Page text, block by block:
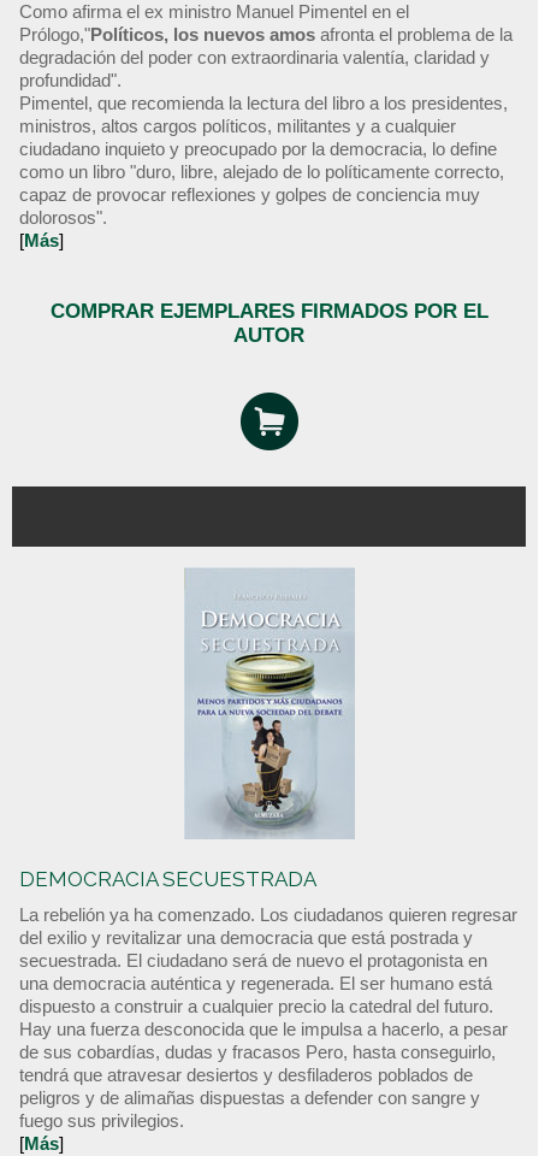
Como afirma el ex ministro Manuel Pimentel en el
Prólogo,"Políticos, los nuevos amos afronta el problema de la
degradación del poder con extraordinaria valentía, claridad y
profundidad".
Pimentel, que recomienda la lectura del libro a los presidentes,
ministros, altos cargos políticos, militantes y a cualquier
ciudadano inquieto y preocupado por la democracia, lo define
como un libro "duro, libre, alejado de lo políticamente correcto,
capaz de provocar reflexiones y golpes de conciencia muy
dolorosos".
[Más]
COMPRAR EJEMPLARES FIRMADOS POR EL
AUTOR
DEMOCRACIA SECUESTRADA
La rebelión ya ha comenzado. Los ciudadanos quieren regresar
del exilio y revitalizar una democracia que está postrada y
secuestrada. El ciudadano será de nuevo el protagonista en
una democracia auténtica y regenerada. El ser humano está
dispuesto a construir a cualquier precio la catedral del futuro.
Hay una fuerza desconocida que le impulsa a hacerlo, a pesar
de sus cobardías, dudas y fracasos Pero, hasta conseguirlo,
tendrá que atravesar desiertos y desfiladeros poblados de
peligros y de alimañas dispuestas a defender con sangre y
fuego sus privilegios.
[Más]